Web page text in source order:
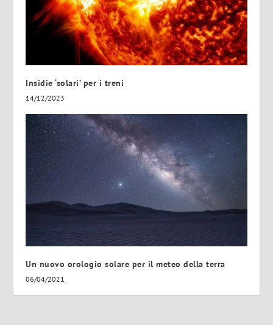
Insidie ‘solari’ per i treni
14/12/2023
Un nuovo orologio solare per il meteo della terra
06/04/2021